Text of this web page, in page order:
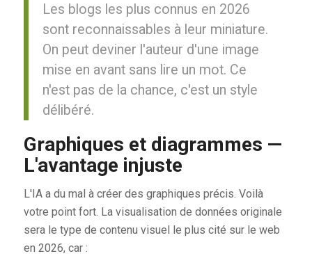
Les blogs les plus connus en 2026
sont reconnaissables à leur miniature.
On peut deviner l'auteur d'une image
mise en avant sans lire un mot. Ce
n'est pas de la chance, c'est un style
délibéré.
Graphiques et diagrammes —
L'avantage injuste
L'IA a du mal à créer des graphiques précis. Voilà
votre point fort. La visualisation de données originale
sera le type de contenu visuel le plus cité sur le web
en 2026, car :